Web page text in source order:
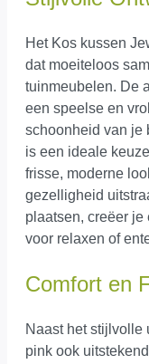
Het Kos kussen
dat moeiteloos
tuinmeubelen. De
een speelse en
schoonheid van je
is een ideale
frisse, moderne
gezelligheid
plaatsen, creëer
voor relaxen of
Comfort en
Naast het stijlvolle
pink ook